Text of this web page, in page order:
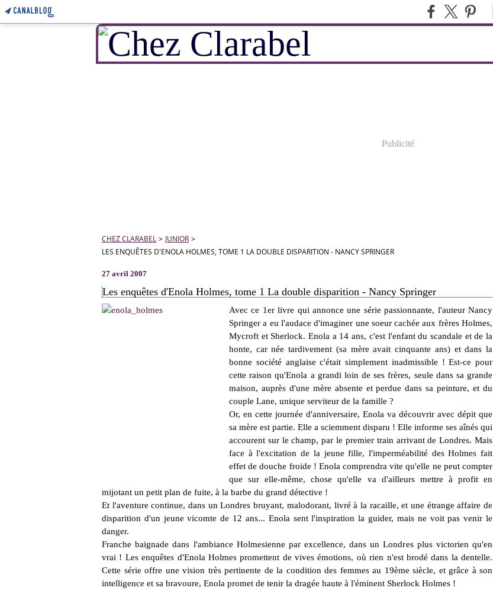
Publicité
CHEZ CLARABEL > JUNIOR >
LES ENQUÊTES D'ENOLA HOLMES, TOME 1 LA DOUBLE DISPARITION - NANCY SPRINGER
27 avril 2007
Les enquêtes d'Enola Holmes, tome 1 La double disparition - Nancy Springer
Avec ce 1er livre qui annonce une série passionnante, l'auteur Nancy
Springer a eu l'audace d'imaginer une soeur cachée aux frères Holmes,
Mycroft et Sherlock. Enola a 14 ans, c'est l'enfant du scandale et de la
honte, car née tardivement (sa mère avait cinquante ans) et dans la
bonne société anglaise c'était simplement inadmissible ! Est-ce pour
cette raison qu'Enola a grandi loin de ses frères, seule dans sa grande
maison, auprès d'une mère absente et perdue dans sa peinture, et du
couple Lane, unique serviteur de la famille ?
Or, en cette journée d'anniversaire, Enola va découvrir avec dépit que
sa mère est partie. Elle a sciemment disparu ! Elle informe ses aînés qui
accourent sur le champ, par le premier train arrivant de Londres. Mais
face à l'excitation de la jeune fille, l'imperméabilité des Holmes fait
effet de douche froide ! Enola comprendra vite qu'elle ne peut compter
que sur elle-même, chose qu'elle va d'ailleurs mettre à profit en
mijotant un petit plan de fuite, à la barbe du grand détective !
Et l'aventure continue, dans un Londres bruyant, malodorant, livré à la racaille, et une étrange affaire de
disparition d'un jeune vicomte de 12 ans... Enola sent l'inspiration la guider, mais ne voit pas venir le
danger.
Franche baignade dans l'ambiance Holmesienne par excellence, dans un Londres plus victorien qu'en
vrai ! Les enquêtes d'Enola Holmes promettent de vives émotions, où rien n'est brodé dans la dentelle.
Cette série offre une vision très pertinente de la condition des femmes au 19ème siècle, et grâce à son
intelligence et sa bravoure, Enola promet de tenir la dragée haute à l'éminent Sherlock Holmes !